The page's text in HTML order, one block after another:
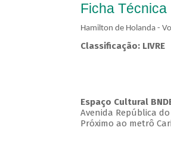
Ficha Técnica
Hamilton de Holanda -
Classificação: LIVRE
Espaço Cultural
Avenida República
Próximo ao metrô